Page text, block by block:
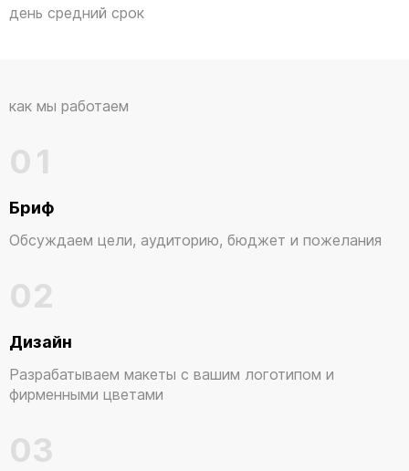
день средний срок
как мы работаем
01
Бриф
Обсуждаем цели, аудиторию, бюджет и пожелания
02
Дизайн
Разрабатываем макеты с вашим логотипом и
фирменными цветами
03